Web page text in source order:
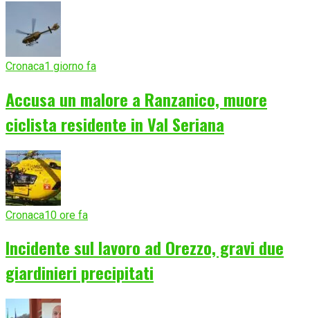
Cronaca1 giorno fa
Accusa un malore a Ranzanico, muore
ciclista residente in Val Seriana
Cronaca10 ore fa
Incidente sul lavoro ad Orezzo, gravi due
giardinieri precipitati